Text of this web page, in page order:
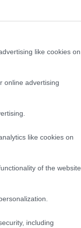
like cookies on
online advertising
like cookies on
of the website
including